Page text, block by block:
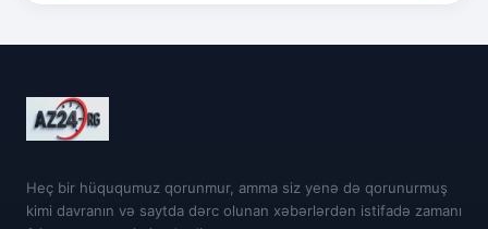
Heç bir hüququmuz qorunmur, amma siz yenə də qorunurmuş
kimi davranın və saytda dərc olunan xəbərlərdən istifadə zamanı